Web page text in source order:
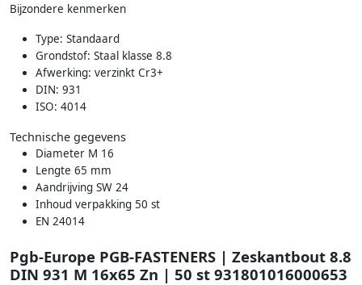
Bijzondere kenmerken
Type: Standaard
Grondstof: Staal klasse 8.8
Afwerking: verzinkt Cr3+
DIN: 931
ISO: 4014
Technische gegevens
Diameter M 16
Lengte 65 mm
Aandrijving SW 24
Inhoud verpakking 50 st
EN 24014
Pgb-Europe PGB-FASTENERS | Zeskantbout 8.8
DIN 931 M 16x65 Zn | 50 st 931801016000653